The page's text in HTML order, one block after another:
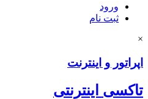
ورود
ثبت نام
×
اپراتور و اینترنت
تاکسی اینترنتی